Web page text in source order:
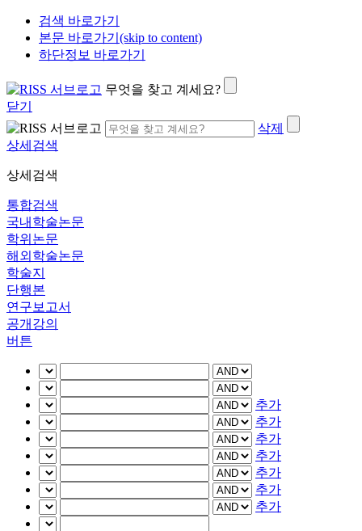
검색 바로가기
본문 바로가기(skip to content)
하단정보 바로가기
무엇을 찾고 계세요?
닫기
삭제
상세검색
상세검색
통합검색
국내학술논문
학위논문
해외학술논문
학술지
단행본
연구보고서
공개강의
버튼
추가
추가
추가
추가
추가
추가
추가